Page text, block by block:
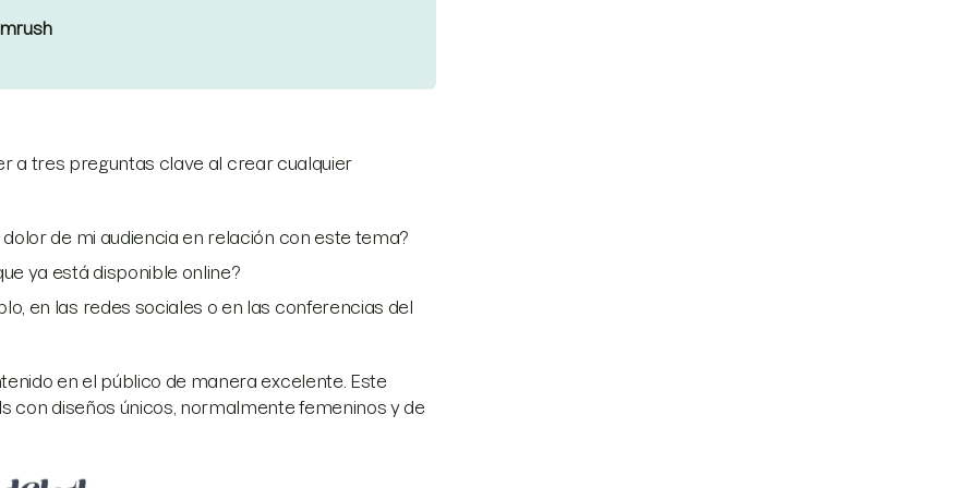
a tres preguntas clave al crear cualquier
de mi audiencia en relación con este tema?
ya está disponible online?
en las redes sociales o en las conferencias del
en el público de manera excelente. Este
con diseños únicos, normalmente femeninos y de